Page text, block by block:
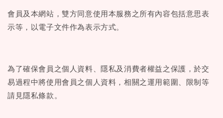
會員及本網站，雙方同意使用本服務之所有內容包括意思表
示等，以電子文件作為表示方式。
為了確保會員之個人資料、隱私及消費者權益之保護，於交
易過程中將使用會員之個人資料，相關之運用範圍、限制等
請見隱私條款。